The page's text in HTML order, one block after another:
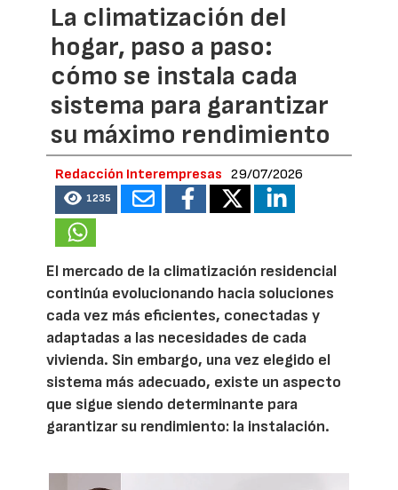
La climatización del
hogar, paso a paso:
cómo se instala cada
sistema para garantizar
su máximo rendimiento
Redacción Interempresas 29/07/2026
1235
El mercado de la climatización residencial
continúa evolucionando hacia soluciones
cada vez más eficientes, conectadas y
adaptadas a las necesidades de cada
vivienda. Sin embargo, una vez elegido el
sistema más adecuado, existe un aspecto
que sigue siendo determinante para
garantizar su rendimiento: la instalación.